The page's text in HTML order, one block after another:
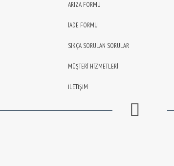
ARIZA FORMU
İADE FORMU
SIKÇA SORULAN SORULAR
MÜŞTERİ HİZMETLERİ
İLETİŞİM